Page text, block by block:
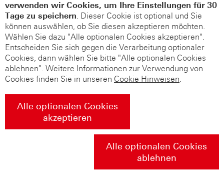
verwenden wir Cookies, um Ihre Einstellungen für 30
Tage zu speichern. Dieser Cookie ist optional und Sie
können auswählen, ob Sie diesen akzeptieren möchten.
Wählen Sie dazu "Alle optionalen Cookies akzeptieren".
Entscheiden Sie sich gegen die Verarbeitung optionaler
Cookies, dann wählen Sie bitte "Alle optionalen Cookies
ablehnen". Weitere Informationen zur Verwendung von
Cookies finden Sie in unseren Cookie Hinweisen.
Alle optionalen Cookies
akzeptieren
Alle optionalen Cookies
ablehnen